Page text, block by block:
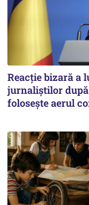
Reacție bizară a
jurnaliștilor
folosește aerul